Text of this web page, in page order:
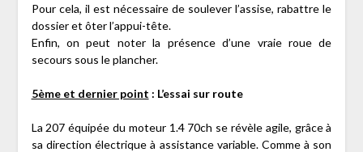
Pour cela, il est nécessaire de soulever l’assise, rabattre le
dossier et ôter l’appui-tête.
Enfin, on peut noter la présence d’une vraie roue de
secours sous le plancher.
5ème et dernier point : L’essai sur route
La 207 équipée du moteur 1.4 70ch se révèle agile, grâce à
sa direction électrique à assistance variable. Comme à son